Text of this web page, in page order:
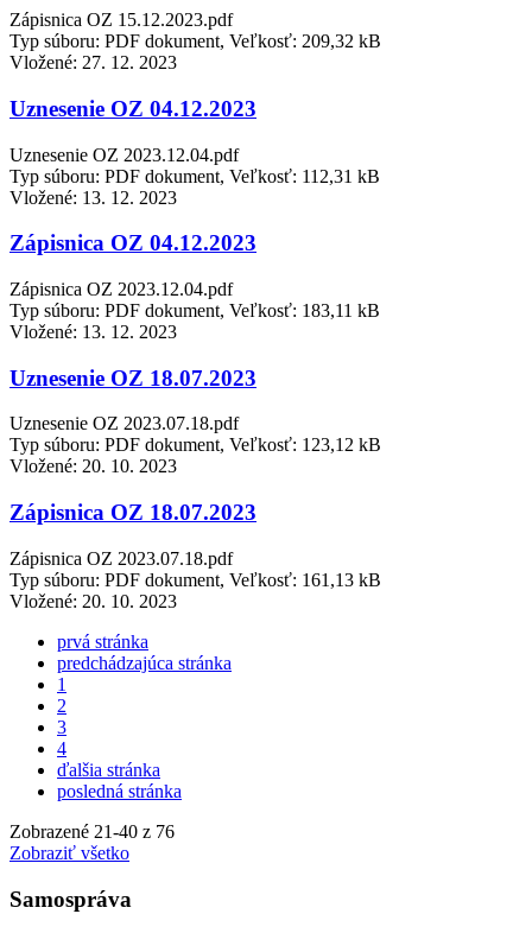
Zápisnica OZ 15.12.2023.pdf
Typ súboru: PDF dokument, Veľkosť: 209,32 kB
Vložené: 27. 12. 2023
Uznesenie OZ 04.12.2023
Uznesenie OZ 2023.12.04.pdf
Typ súboru: PDF dokument, Veľkosť: 112,31 kB
Vložené: 13. 12. 2023
Zápisnica OZ 04.12.2023
Zápisnica OZ 2023.12.04.pdf
Typ súboru: PDF dokument, Veľkosť: 183,11 kB
Vložené: 13. 12. 2023
Uznesenie OZ 18.07.2023
Uznesenie OZ 2023.07.18.pdf
Typ súboru: PDF dokument, Veľkosť: 123,12 kB
Vložené: 20. 10. 2023
Zápisnica OZ 18.07.2023
Zápisnica OZ 2023.07.18.pdf
Typ súboru: PDF dokument, Veľkosť: 161,13 kB
Vložené: 20. 10. 2023
prvá stránka
predchádzajúca stránka
1
2
3
4
ďalšia stránka
posledná stránka
Zobrazené 21-40 z 76
Zobraziť všetko
Samospráva